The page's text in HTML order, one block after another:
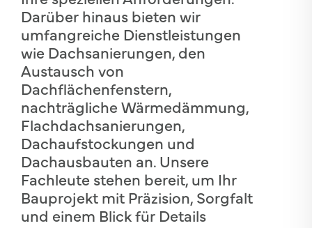
Darüber hinaus bieten wir
umfangreiche Dienstleistungen
wie Dachsanierungen, den
Austausch von
Dachflächenfenstern,
nachträgliche Wärmedämmung,
Flachdachsanierungen,
Dachaufstockungen und
Dachausbauten an. Unsere
Fachleute stehen bereit, um Ihr
Bauprojekt mit Präzision, Sorgfalt
und einem Blick für Details